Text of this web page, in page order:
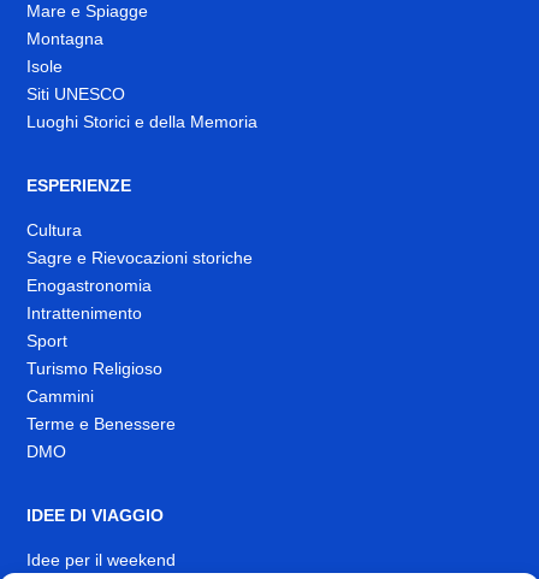
Mare e Spiagge
Montagna
Isole
Siti UNESCO
Luoghi Storici e della Memoria
ESPERIENZE
Cultura
Sagre e Rievocazioni storiche
Enogastronomia
Intrattenimento
Sport
Turismo Religioso
Cammini
Terme e Benessere
DMO
IDEE DI VIAGGIO
Idee per il weekend